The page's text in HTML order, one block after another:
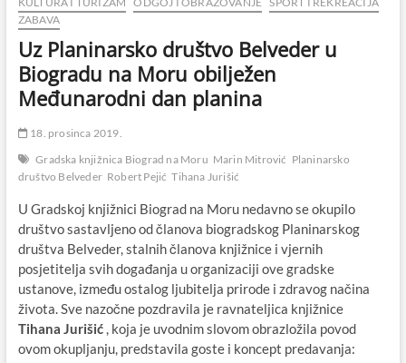
ZABAVA
Uz Planinarsko društvo Belveder u
Biogradu na Moru obilježen
Međunarodni dan planina
18. prosinca 2019.
Gradska knjižnica Biograd na Moru Marin Mitrović Planinarsko
društvo Belveder Robert Pejić Tihana Jurišić
U Gradskoj knjižnici Biograd na Moru nedavno se okupilo
društvo sastavljeno od članova biogradskog Planinarskog
društva Belveder, stalnih članova knjižnice i vjernih
posjetitelja svih događanja u organizaciji ove gradske
ustanove, između ostalog ljubitelja prirode i zdravog načina
života. Sve nazočne pozdravila je ravnateljica knjižnice
Tihana Jurišić, koja je uvodnim slovom obrazložila povod
ovom okupljanju, predstavila goste i koncept predavanja: